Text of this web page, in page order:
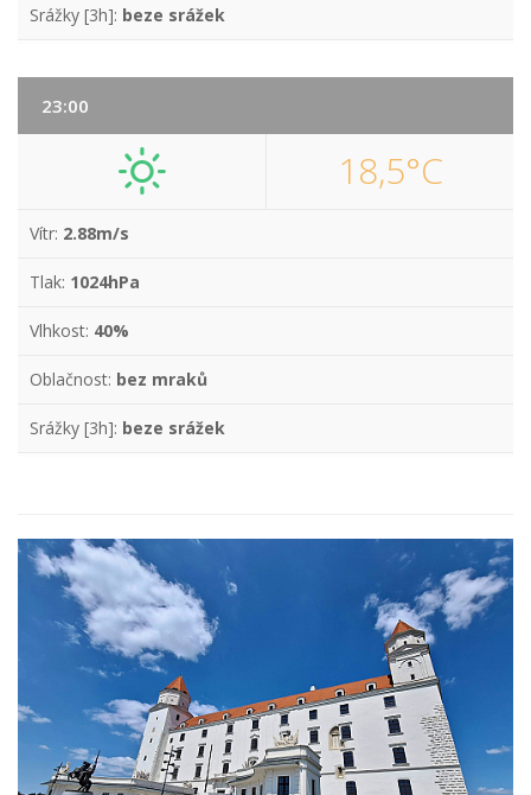
Srážky [3h]: beze srážek
23:00
18,5°C
Vítr: 2.88m/s
Tlak: 1024hPa
Vlhkost: 40%
Oblačnost: bez mraků
Srážky [3h]: beze srážek